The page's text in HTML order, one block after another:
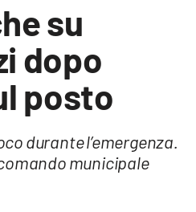
su
dopo
posto
durante l’emergenza.
municipale